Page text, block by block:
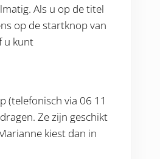
Als u op de titel
op de startknop van
u kunt
(telefonisch via 06 11
Ze zijn geschikt
kiest dan in